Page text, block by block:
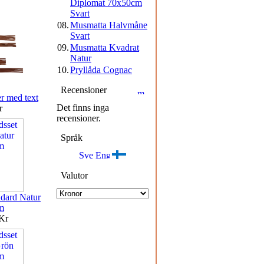
med text
Natur
Diplomat 70x50cm
Svart
08.Musmatta Halvmåne
Svart
09.Musmatta Kvadrat
Natur
10.Pryllåda Cognac
Recensioner
Det finns inga
recensioner.
Språk
Valutor